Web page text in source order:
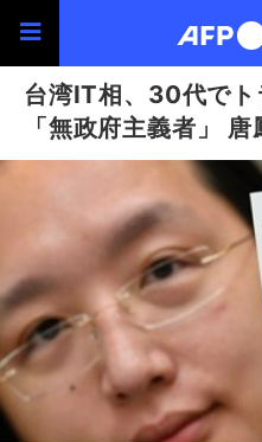
台湾IT相、30代で
「無政府主義者」